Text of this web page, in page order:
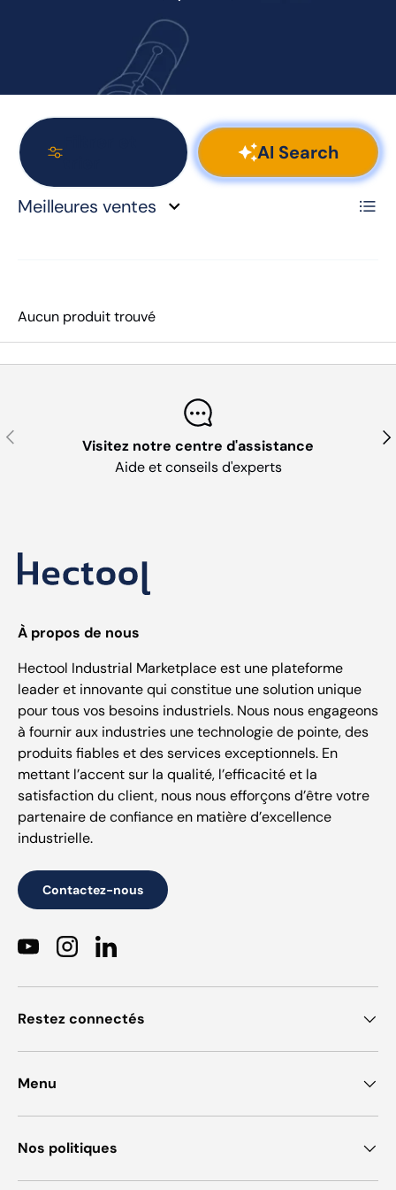
trier
AI Search
Meilleures ventes Liste
Aucun produit trouvé
Précédent
Visitez notre centre d'assistance
Aide et conseils d'experts
À propos de nous
Hectool Industrial Marketplace est une plateforme
leader et innovante qui constitue une solution unique
pour tous vos besoins industriels. Nous nous engageons
à fournir aux industries une technologie de pointe, des
produits fiables et des services exceptionnels. En
mettant l’accent sur la qualité, l’efficacité et la
satisfaction du client, nous nous efforçons d’être votre
partenaire de confiance en matière d’excellence
industrielle.
Contactez-nous
YouTubeInstagramLinkedIn
Restez connectés
Menu
Nos politiques